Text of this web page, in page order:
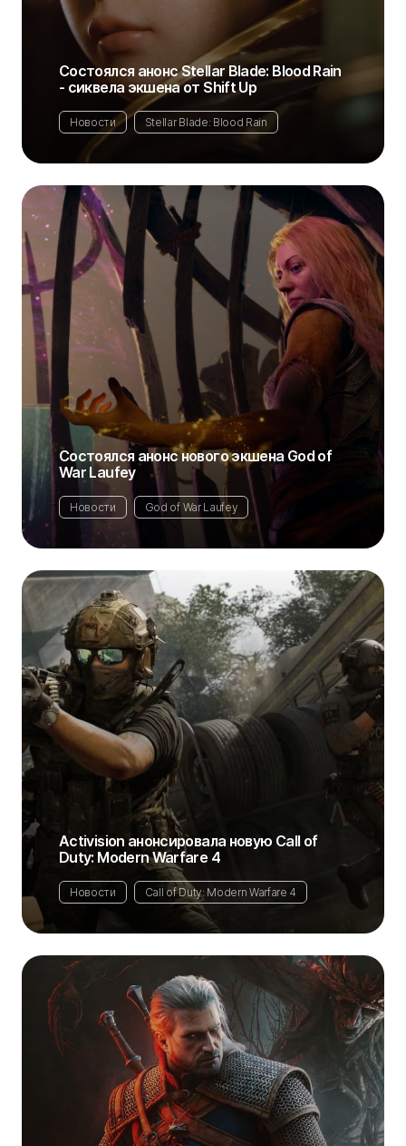
Состоялся анонс Stellar Blade: Blood Rain
- сиквела экшена от Shift Up
Новости Stellar Blade: Blood Rain
Состоялся анонс нового экшена God of
War Laufey
Новости God of War Laufey
Activision анонсировала новую Call of
Duty: Modern Warfare 4
Новости Call of Duty: Modern Warfare 4